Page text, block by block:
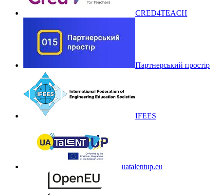
CRED4TEACH
Партнерський простір
IFEES
uatalentup.eu